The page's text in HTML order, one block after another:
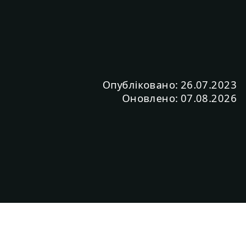
Опубліковано: 26.07.2023
Оновлено: 07.08.2026